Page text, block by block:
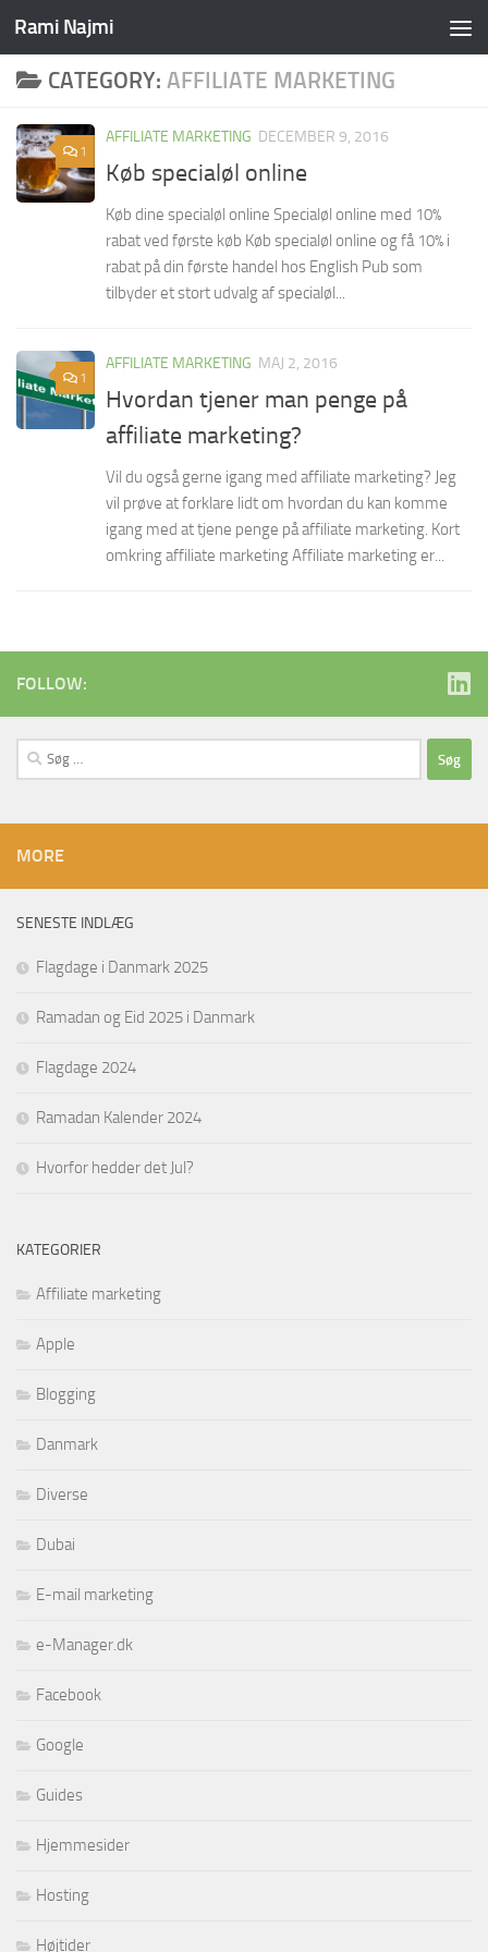
Skip to content
Rami Najmi
CATEGORY: AFFILIATE MARKETING
1
AFFILIATE MARKETING DECEMBER 9, 2016
Køb specialøl online
Køb dine specialøl online Specialøl online med 10%
rabat ved første køb Køb specialøl online og få 10% i
rabat på din første handel hos English Pub som
tilbyder et stort udvalg af specialøl...
1
AFFILIATE MARKETING MAJ 2, 2016
Hvordan tjener man penge på
affiliate marketing?
Vil du også gerne igang med affiliate marketing? Jeg
vil prøve at forklare lidt om hvordan du kan komme
igang med at tjene penge på affiliate marketing. Kort
omkring affiliate marketing Affiliate marketing er...
FOLLOW:
Søg
efter:
MORE
SENESTE INDLÆG
Flagdage i Danmark 2025
Ramadan og Eid 2025 i Danmark
Flagdage 2024
Ramadan Kalender 2024
Hvorfor hedder det Jul?
KATEGORIER
Affiliate marketing
Apple
Blogging
Danmark
Diverse
Dubai
E-mail marketing
e-Manager.dk
Facebook
Google
Guides
Hjemmesider
Hosting
Højtider